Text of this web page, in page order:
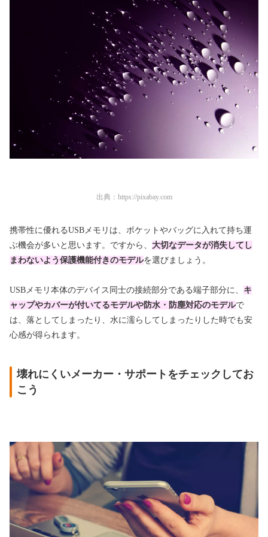
出典： https://pixabay.com
携帯性に優れるUSBメモリは、ポケットやバッグに入れて持ち運
ぶ機会が多いと思います。ですから、 大切なデータが消失してし
まわないよう保護機能付きのモデルを選びましょう。
USBメモリ本体のデバイス同士の接続部分である端子部分に、 キ
ャップやカバーが付いてるモデルや防水・防塵対応のモデルで
は、落としてしまったり、水に濡らしてしまったりした時でも安
心感が得られます。
壊れにくいメーカー・サポートをチェックしてお
こう